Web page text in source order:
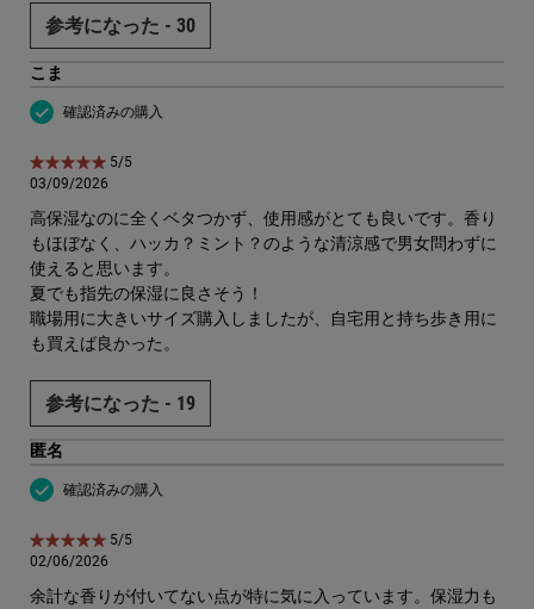
参考になった - 30
こま
確認済みの購入
5星中5。
5/5
03/09/2026
高保湿なのに全くベタつかず、使用感がとても良いです。香り
もほぼなく、ハッカ？ミント？のような清涼感で男女問わずに
使えると思います。
夏でも指先の保湿に良さそう！
職場用に大きいサイズ購入しましたが、自宅用と持ち歩き用に
も買えば良かった。
参考になった - 19
匿名
確認済みの購入
5星中5。
5/5
02/06/2026
余計な香りが付いてない点が特に気に入っています。保湿力も